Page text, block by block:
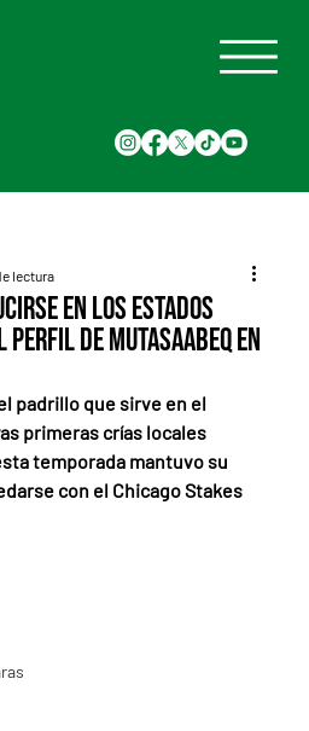
en los Estados
perfil de Mutasaabeq en
lectura
padrillo que sirve en el
primeras crías locales
temporada mantuvo su
con el Chicago Stakes